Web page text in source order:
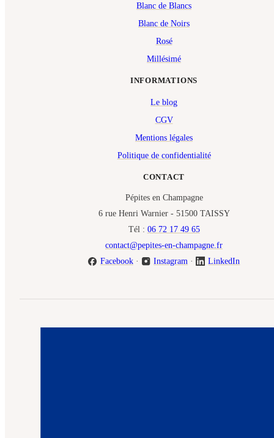
Blanc de Blancs
Blanc de Noirs
Rosé
Millésimé
INFORMATIONS
Le blog
CGV
Mentions légales
Politique de confidentialité
CONTACT
Pépites en Champagne
6 rue Henri Warnier - 51500 TAISSY
Tél : 06 72 17 49 65
contact@pepites-en-champagne.fr
Facebook· Instagram · LinkedIn